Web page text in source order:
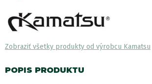
Zobraziť všetky produkty od výrobcu Kamatsu
POPIS PRODUKTU